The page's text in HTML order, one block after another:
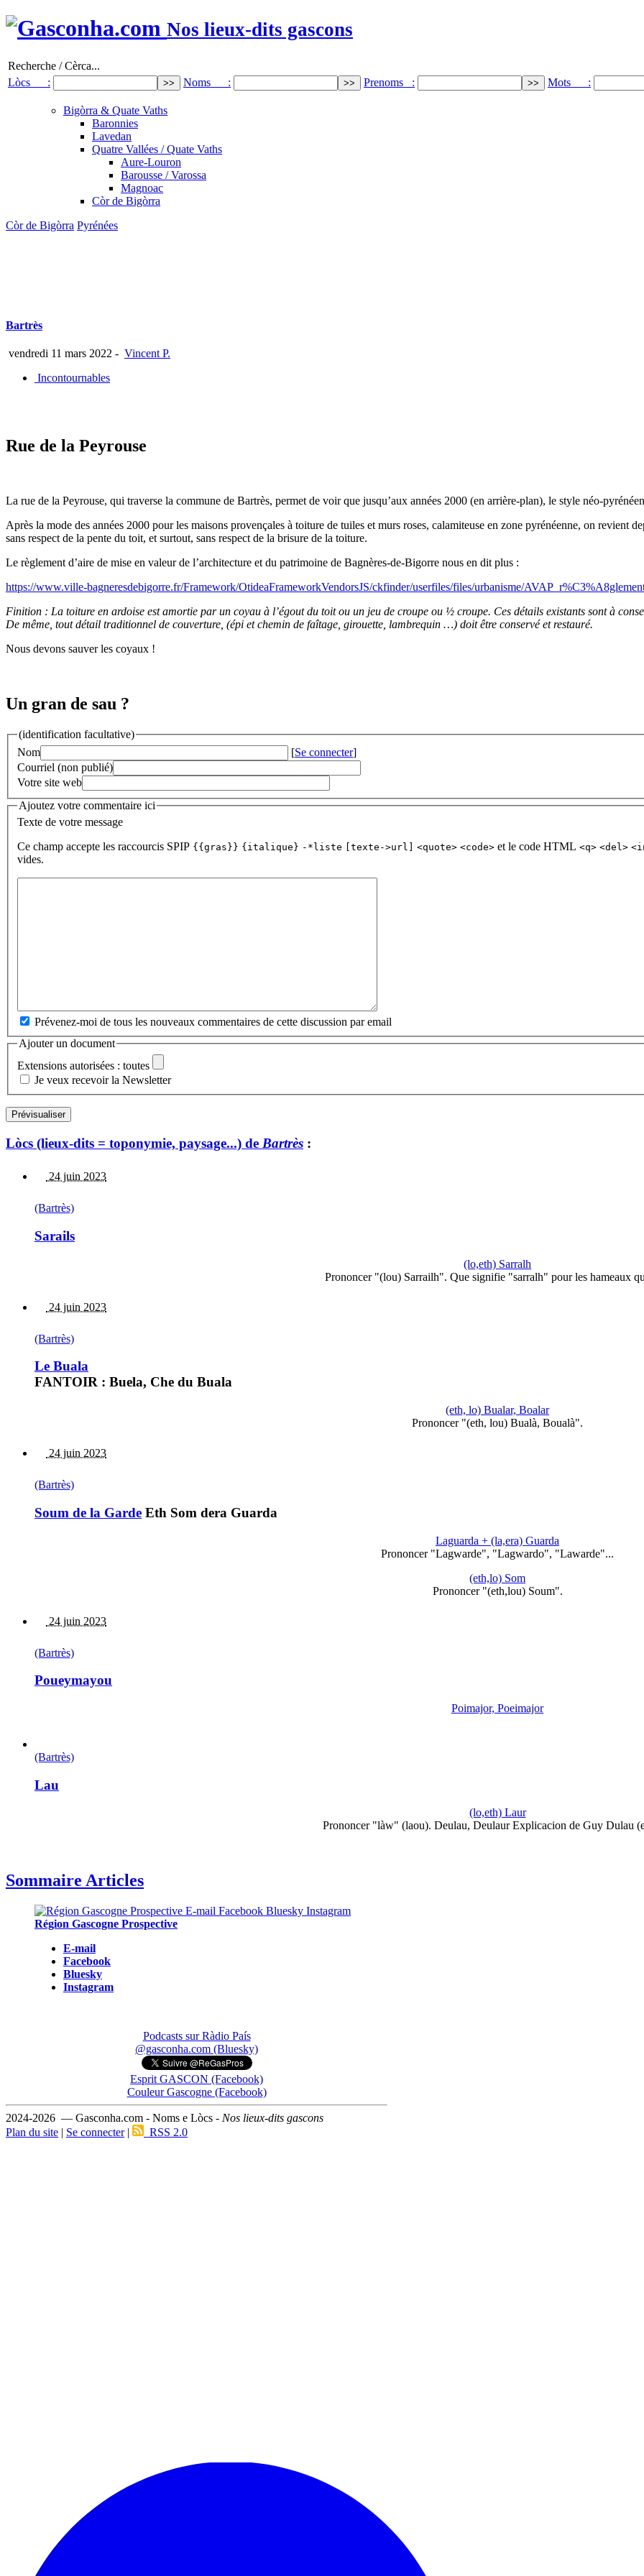
Nos lieux-dits gascons
Recherche / Cèrca...
Lòcs :
Noms : Prenoms : Mots :
Bigòrra & Quate Vaths
Baronnies
Lavedan
Quatre Vallées / Quate Vaths
Aure-Louron
Barousse / Varossa
Magnoac
Còr de Bigòrra
Còr de Bigòrra Pyrénées
Bartrès
vendredi 11 mars 2022 - Vincent P.
Incontournables
Rue de la Peyrouse
La rue de la Peyrouse, qui traverse la commune de Bartrès, permet de voir que jusqu’aux années 2000 (en arrière-plan), le style néo-
Après la mode des années 2000 pour les maisons provençales à toiture de tuiles et murs roses, calamiteuse en zone pyrénéenne, on revient
sans respect de la pente du toit, et surtout, sans respect de la brisure de la toiture.
Le règlement d’aire de mise en valeur de l’architecture et du patrimoine de Bagnères-de-Bigorre nous en dit plus :
https://www.ville-bagneresdebigorre.fr/Framework/OtideaFrameworkVendorsJS/ckfinder/userfiles/files/urbanisme/
Finition : La toiture en ardoise est amortie par un coyau à l’égout du toit ou un jeu de croupe ou ½ croupe. Ces détails existants sont à
De même, tout détail traditionnel de couverture, (épi et chemin de faîtage, girouette, lambrequin …) doit être conservé et restauré.
Nous devons sauver les coyaux !
Un gran de sau ?
(identification facultative)
Nom
[Se connecter]
Courriel (non publié)
Votre site web
Ajoutez votre commentaire ici
Texte de votre message
Ce champ accepte les raccourcis SPIP {{gras}} {italique} -*liste [texte->url] <quote> <code> et le code HTML <q> <del>
vides.
Prévenez-moi de tous les nouveaux commentaires de cette discussion par email
Ajouter un document
Extensions autorisées : toutes
Je veux recevoir la Newsletter
Lòcs (lieux-dits = toponymie, paysage...) de Bartrès :
24 juin 2023
(Bartrès)
Sarails
(lo,eth) Sarralh
Prononcer "(lou) Sarrailh". Que signifie "sarralh" pour les hameaux
24 juin 2023
(Bartrès)
Le Buala
FANTOIR : Buela, Che du Buala
(eth, lo) Bualar, Boalar
Prononcer "(eth, lou) Bualà, Boualà".
24 juin 2023
(Bartrès)
Soum de la Garde Eth Som dera Guarda
Laguarda + (la,era) Guarda
Prononcer "Lagwarde", "Lagwardo", "Lawarde"...
(eth,lo) Som
Prononcer "(eth,lou) Soum".
24 juin 2023
(Bartrès)
Poueymayou
Poimajor, Poeimajor
(Bartrès)
Lau
(lo,eth) Laur
Prononcer "làw" (laou). Deulau, Deulaur Explicacion de Guy Dulau
Sommaire Articles
Région Gascogne Prospective
E-mail
Facebook
Bluesky
Instagram
Podcasts sur Ràdio País
@gasconha.com (Bluesky)
Esprit GASCON (Facebook)
Couleur Gascogne (Facebook)
2024-2026 — Gasconha.com - Noms e Lòcs - Nos lieux-dits gascons
Plan du site | Se connecter| RSS 2.0